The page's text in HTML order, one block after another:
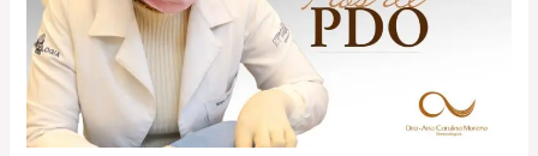
de
PDO